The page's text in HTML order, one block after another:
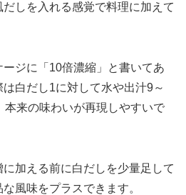
しを入れる感覚で料理に加えて
ジに「10倍濃縮」と書いてあ
白だし1に対して水や出汁9～
本来の味わいが再現しやすいで
加える前に白だしを少量足して
風味をプラスできます。